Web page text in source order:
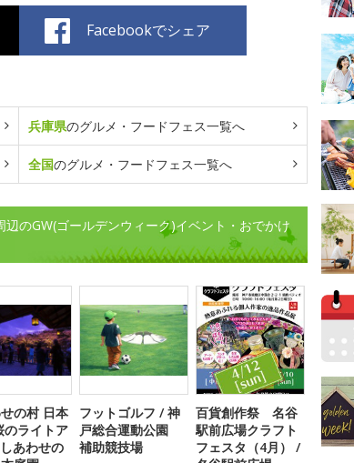
Facebookでシェア
兵庫県のグルメ・フードフェス一覧へ
全国のグルメ・フードフェス一覧へ
のGW(ゴールデンウィーク)イベント・おでかけ
の村 日本
のライトア
あわせの
フットゴルフ / 神
戸総合運動公園
補助競技場
百貨創作祭 名谷
駅前広場クラフト
フェスタ（4月） /